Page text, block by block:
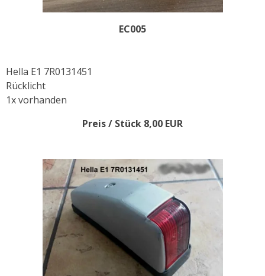
EC005
Hella E1 7R0131451
Rücklicht
1x vorhanden
Preis / Stück 8,00 EUR